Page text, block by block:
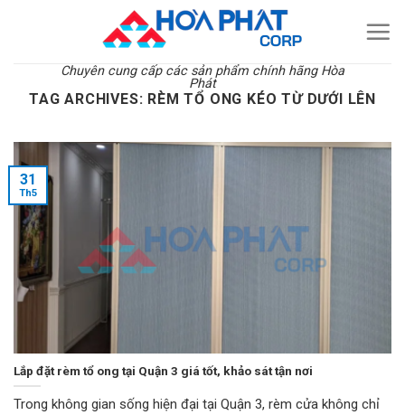
Chuyên cung cấp các sản phẩm chính hãng Hòa
Phát
TAG ARCHIVES: RÈM TỔ ONG KÉO TỪ DƯỚI LÊN
Lắp đặt rèm tổ ong tại Quận 3 giá tốt, khảo sát tận nơi
Trong không gian sống hiện đại tại Quận 3, rèm cửa không chỉ
31
Th5